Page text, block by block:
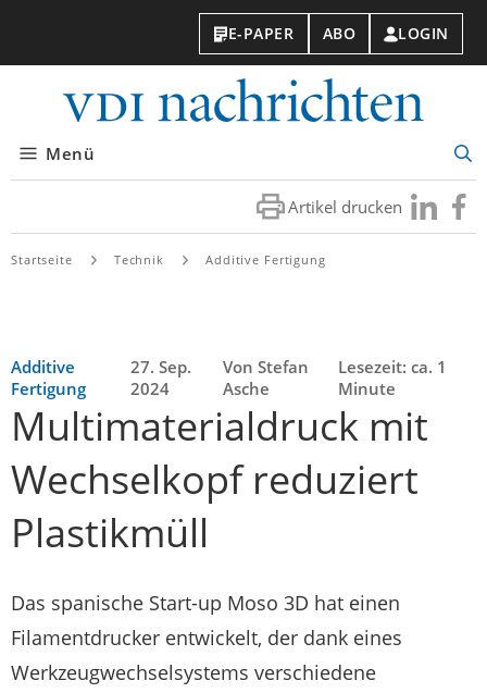
E-PAPER ABO LOGIN
Menü
Artikel drucken Besuchen
Sie
Sie
Startseite Technik Additive Fertigung
Additive
Fertigung
27. Sep.
2024
Von Stefan
Asche
Lesezeit: ca. 1
Minute
Multimaterialdruck mit
Wechselkopf reduziert
Plastikmüll
Das spanische Start-up Moso 3D hat einen
Filamentdrucker entwickelt, der dank eines
Werkzeugwechselsystems verschiedene